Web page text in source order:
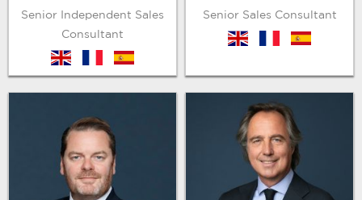
Senior Independent Sales
Consultant
en es
Senior Sales Consultant
en es